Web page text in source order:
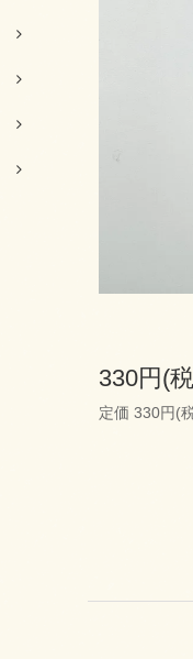
330円(
定価 330円(